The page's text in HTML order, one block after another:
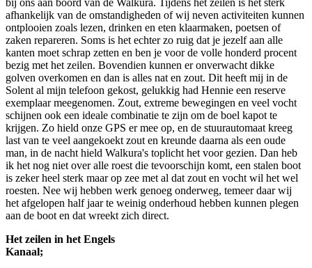
afhankelijk van de omstandigheden of wij neven activiteiten kunnen
ontplooien zoals lezen, drinken en eten klaarmaken, poetsen of
zaken repareren. Soms is het echter zo ruig dat je jezelf aan alle
kanten moet schrap zetten en ben je voor de volle honderd procent
bezig met het zeilen. Bovendien kunnen er onverwacht dikke
golven overkomen en dan is alles nat en zout. Dit heeft mij in de
Solent al mijn telefoon gekost, gelukkig had Hennie een reserve
exemplaar meegenomen. Zout, extreme bewegingen en veel vocht
schijnen ook een ideale combinatie te zijn om de boel kapot te
krijgen. Zo hield onze GPS er mee op, en de stuurautomaat kreeg
last van te veel aangekoekt zout en kreunde daarna als een oude
man, in de nacht hield Walkura's toplicht het voor gezien. Dan heb
ik het nog niet over alle roest die tevoorschijn komt, een stalen boot
is zeker heel sterk maar op zee met al dat zout en vocht wil het wel
roesten. Nee wij hebben werk genoeg onderweg, temeer daar wij
het afgelopen half jaar te weinig onderhoud hebben kunnen plegen
aan de boot en dat wreekt zich direct.
Het zeilen in het Engels